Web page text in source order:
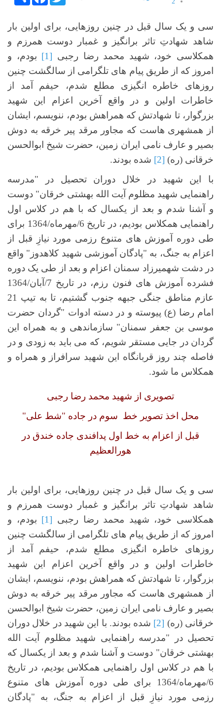
5
سی و یک سال قبل در چنین روزهایی، برای اولین بار
شاهد شهادتِ تاثر برانگیز و غمبار دوست همرزم و
همکلاسی خود، شهید محمد رضا رجبی [1]
بودم، و
امروز که از طریق پیام های تلگرامی از سالگشت چنین
روزهای خاطره انگیزی مطلع شدم، حیفم آمد از
خاطرات اولین و در واقع آخرین اعزام این شهید
بزرگوار، تا شهادتش که همراهش بودم، ننویسم، ایشان
از همشهری هاست که مجاور مرقد پیر خرقه به دوش
بصیر و عارف نامی ایران زمین، حضرت شیخ ابوالحسن
خرقانی (ره) [2]
شده بودند.
با این شهید در خلال دوران تحصیل در "مدرسه
راهنمایی شهید مظلوم آیت الله بهشتی خرقان" دوست
و آشنا شدم و بعد از یکسال که با هم در کلاس اول
راهنمایی همکلاس بودیم، در تاریخ 6/مهرماه/1364 برای
طی دوره آموزش های متنوع رزمی مورد نیازِ قبل از
اعزام به جنگ، به "پادگان آموزشی شهید کلاهدوز" واقع
در دشت شهمیرزاد سمنان اعزام و بعد از طی یک دوره
فشرده آموزش های فنون رزم، در تاریخ 7/آبان/1364
عازم مناطق جنگی جبهه جنوب گشتیم، تا به تیپ 21
امام رضا (ع) پیوسته و در دسته ادوات "گردان حضرت
موسی بن جعفر سمنان" سازماندهی و به همراه این
گردان در جایی مستقر شویم، که می باید به زودی و در
فاصله چند روز قربانگاه این شهید سرافراز و همراه و
همکلاس ما شود.
تصویری از شهید محمد رضا رجبی
محل اخذ تصویر خط سوم در جاده "شط علی"
قبل از اعزام به خط اول پدافندی جاده خندق در
هورالعظیم
سی و یک سال قبل در چنین روزهایی، برای اولین بار
شاهد شهادتِ تاثر برانگیز و غمبار دوست همرزم و
همکلاسی خود، شهید محمد رضا رجبی [1]
بودم، و
امروز که از طریق پیام های تلگرامی از سالگشت چنین
روزهای خاطره انگیزی مطلع شدم، حیفم آمد از
خاطرات اولین و در واقع آخرین اعزام این شهید
بزرگوار، تا شهادتش که همراهش بودم، ننویسم، ایشان
از همشهری هاست که مجاور مرقد پیر خرقه به دوش
بصیر و عارف نامی ایران زمین، حضرت شیخ ابوالحسن
خرقانی (ره) [2]
شده بودند. با این شهید در خلال دوران
تحصیل در "مدرسه راهنمایی شهید مظلوم آیت الله
بهشتی خرقان" دوست و آشنا شدم و بعد از یکسال که
با هم در کلاس اول راهنمایی همکلاس بودیم، در تاریخ
6/مهرماه/1364 برای طی دوره آموزش های متنوع
رزمی مورد نیازِ قبل از اعزام به جنگ، به "پادگان